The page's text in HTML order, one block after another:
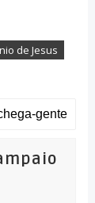
de Jesus